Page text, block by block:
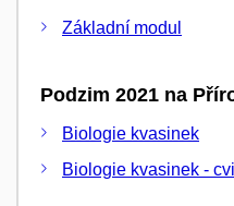
Základní modul
Podzim 2021 na
Biologie kvasinek
Biologie kvasinek -